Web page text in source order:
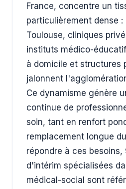
France, concentre un
particulièrement dense :
Toulouse, cliniques
instituts médico-
à domicile et structures
jalonnent
Ce dynamisme génère
continue de
soin, tant en renfort
remplacement longue
répondre à ces besoins,
d'intérim spécialisées
médical-social sont